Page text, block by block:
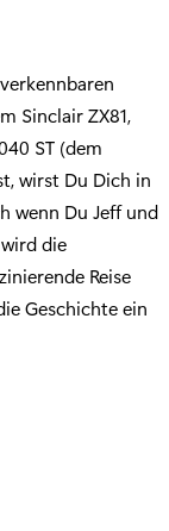
Sinclair ZX81,
ST (dem
wirst Du Dich in
wenn Du Jeff und
die
Reise
Geschichte ein